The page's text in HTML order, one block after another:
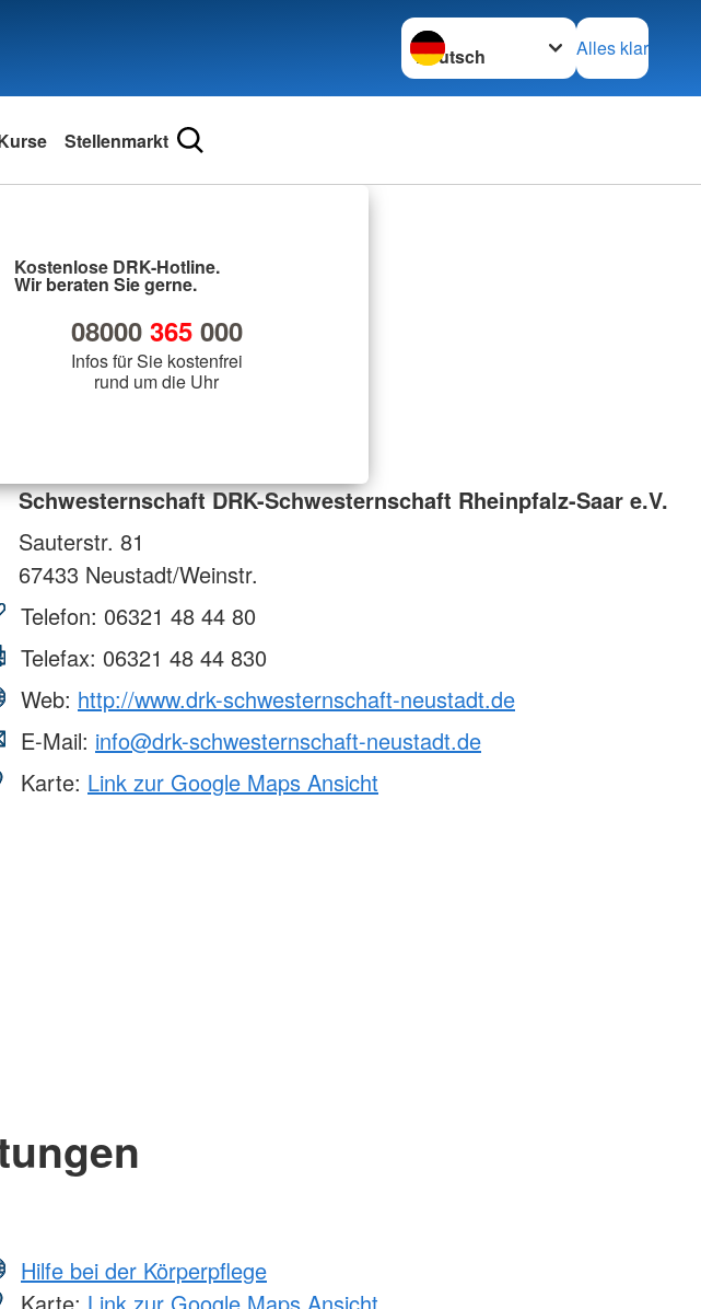
Sprache wechseln zu
Alles klar
Stellenmarkt
Kostenlose DRK-Hotline.
Wir beraten Sie gerne.
08000 365000
Infos für Sie kostenfrei
rund um die Uhr
Schwesternschaft DRK-Schwesternschaft Rheinpfalz-Saar e.V.
Sauterstr. 81
67433 Neustadt/Weinstr.
Telefon: 06321 48 44 80
Telefax: 06321 48 44 830
Web: http://www.drk-schwesternschaft-neustadt.de
E-Mail: info@drk-schwesternschaft-neustadt.de
Karte: Link zur Google Maps Ansicht
Hilfe bei der Körperpflege
Karte: Link zur Google Maps Ansicht